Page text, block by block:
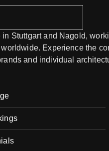
in Stuttgart and Nagold,
Experience the
and individual